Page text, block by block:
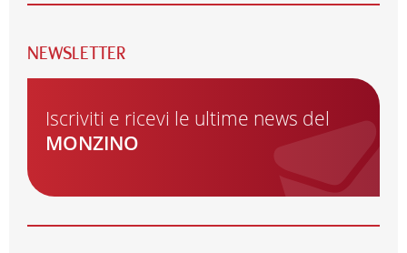
ACCREDITAMENTO DELLA NOSTRA UOS DI RM
29MAG
28MAG
APERTE LE ISCRIZIONI PER I CORSI AUTUNNALI
NEWSLETTER
Iscriviti e ricevi le ultime news del
MONZINO